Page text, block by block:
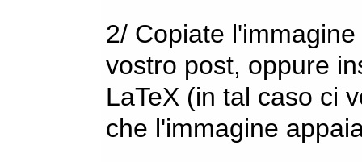
2/ Copiate
vostro post, oppure
LaTeX (in tal caso ci
che l'immagine